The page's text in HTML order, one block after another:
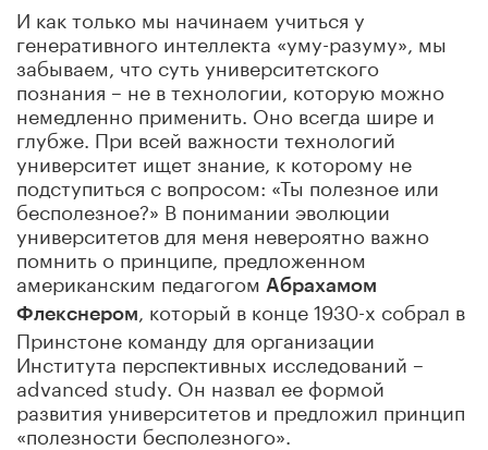
И как только мы начинаем учиться у
генеративного интеллекта «уму-разуму», мы
забываем, что суть университетского
познания – не в технологии, которую можно
немедленно применить. Оно всегда шире и
глубже. При всей важности технологий
университет ищет знание, к которому не
подступиться с вопросом: «Ты полезное или
бесполезное?» В понимании эволюции
университетов для меня невероятно важно
помнить о принципе, предложенном
американским педагогом Абрахамом
Флекснером
, который в конце 1930-х собрал в
Принстоне команду для организации
Института перспективных исследований –
advanced study. Он назвал ее формой
развития университетов и предложил принцип
«полезности бесполезного».